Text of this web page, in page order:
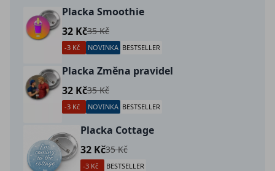
Placka Smoothie
32 Kč35 Kč
-3 Kč NOVINKA BESTSELLER
Placka Změna pravidel
32 Kč35 Kč
-3 Kč NOVINKA BESTSELLER
Placka Cottage
32 Kč35 Kč
-3 Kč BESTSELLER